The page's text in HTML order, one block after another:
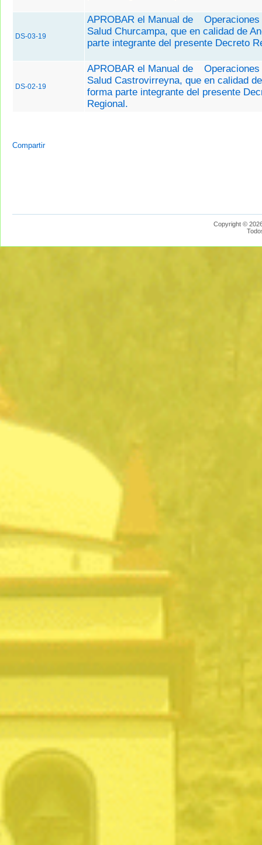
DS-03-19
APROBAR el Manual de
Salud Churcampa, que en calidad de
parte integrante del presente Decreto
DS-02-19
APROBAR el Manual de
Salud Castrovirreyna, que en calidad
forma parte integrante del presente
Regional.
Compartir
Copyright ©